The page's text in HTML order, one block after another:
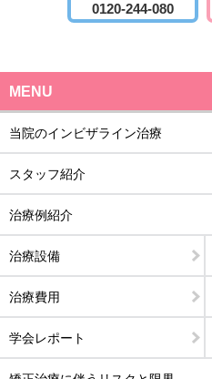
0120-244-080
MENU
当院のインビザライン治療
スタッフ紹介
治療例紹介
治療設備
治療費用
学会レポート